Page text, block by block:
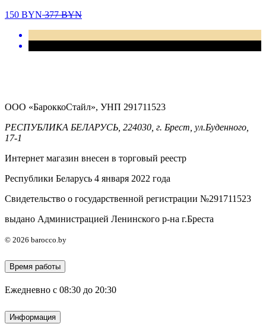
150 BYN377BYN
ООО «БароккоСтайл», УНП 291711523
РЕСПУБЛИКА БЕЛАРУСЬ, 224030, г. Брест, ул.Буденного,
17-1
Интернет магазин внесен в торговый реестр
Республики Беларусь 4 января 2022 года
Свидетельство о государственной регистрации №291711523
выдано Администрацией Ленинского р-на г.Бреста
© 2026 barocco.by
Время работы
Ежедневно с 08:30 до 20:30
Информация